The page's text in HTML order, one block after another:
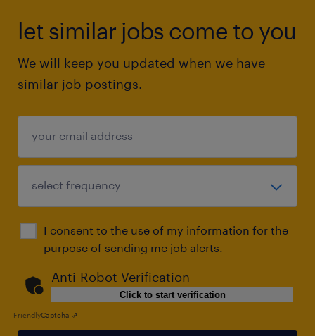
let similar jobs come to you
We will keep you updated when we have
similar job postings.
I consent to the use of my information for the
purpose of sending me job alerts.
Anti-Robot Verification
Click to start verification
FriendlyCaptcha ⇗